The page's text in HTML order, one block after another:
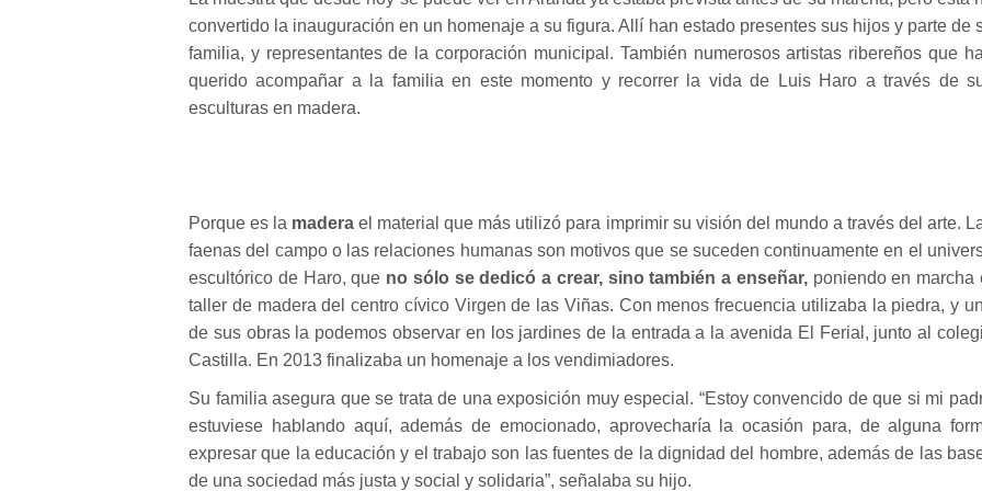
convertido la inauguración en un homenaje a su figura. Allí han estado presentes sus hijos y parte de
familia, y representantes de la corporación municipal. También numerosos artistas ribereños que
querido acompañar a la familia en este momento y recorrer la vida de Luis Haro a través de
esculturas en madera.
Porque es la madera el material que más utilizó para imprimir su visión del mundo a través del arte.
faenas del campo o las relaciones humanas son motivos que se suceden continuamente en el
escultórico de Haro, que no sólo se dedicó a crear, sino también a enseñar,poniendo en marcha
taller de madera del centro cívico Virgen de las Viñas. Con menos frecuencia utilizaba la piedra, y
de sus obras la podemos observar en los jardines de la entrada a la avenida El Ferial, junto al
Castilla. En 2013 finalizaba un homenaje a los vendimiadores.
Su familia asegura que se trata de una exposición muy especial. “Estoy convencido de que si mi
estuviese hablando aquí, además de emocionado, aprovecharía la ocasión para, de alguna
expresar que la educación y el trabajo son las fuentes de la dignidad del hombre, además de las
de una sociedad más justa y social y solidaria”, señalaba su hijo.